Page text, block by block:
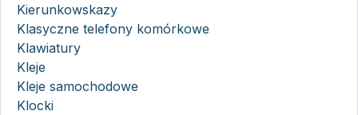
Kierunkowskazy
Klasyczne telefony komórkowe
Klawiatury
Kleje
Kleje samochodowe
Klocki